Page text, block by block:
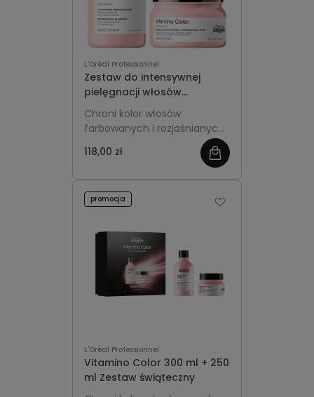
L'Oréal Professionnel
Zestaw do intensywnej
pielęgnacji włosów
farbowanych i
rozjaśnianych L'Oreal
Professionnel Vitamino
Color Szampon 250 ml +
Chroni kolor włosów
farbowanych i rozjaśnianych,
długości oraz przywraca im
118,00 zł
zobacz
więcej
L'Oréal Professionnel
Vitamino Color 300 ml + 250
ml Zestaw świąteczny
promocja